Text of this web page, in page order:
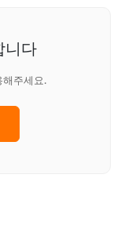
니다
해주세요.